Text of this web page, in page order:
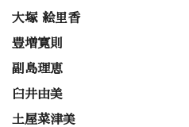
大塚 絵里香
豊増寛則
副島理恵
臼井由美
土屋菜津美